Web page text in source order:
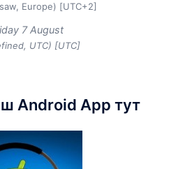
Europe) [UTC+2]
7 August
UTC) [UTC]
Android App тут